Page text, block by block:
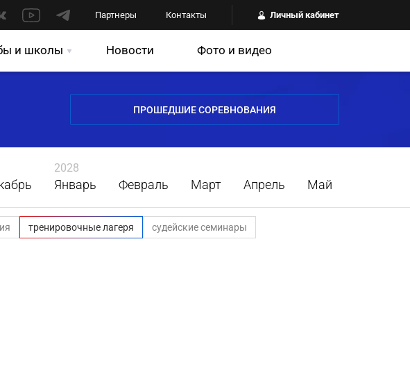
Партнеры Контакты Личный кабинет
и школы Новости Фото и видео
ПРОШЕДШИЕ СОРЕВНОВАНИЯ
2028
Январь Февраль Март Апрель Май
тренировочные лагеря
судейские семинары